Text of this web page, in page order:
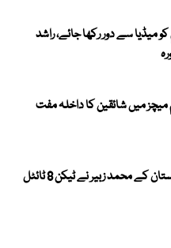
کو میڈیا سے دور رکھا جائے، راشد
میں شائقین کا داخلہ مفت
ای اسپورٹس ورلڈ کپ؛ پاکستان کے محمد زبیر نے ٹیکن 8 ٹائٹل